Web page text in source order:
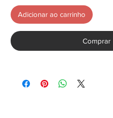
Adicionar ao carrinho
Comprar